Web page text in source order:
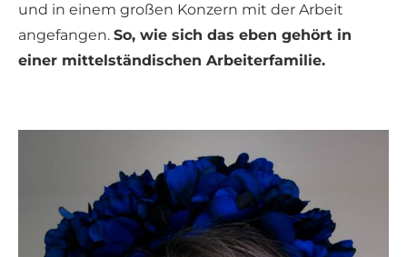
und in einem großen Konzern mit der Arbeit
angefangen. So, wie sich das eben gehört in
einer mittelständischen Arbeiterfamilie.